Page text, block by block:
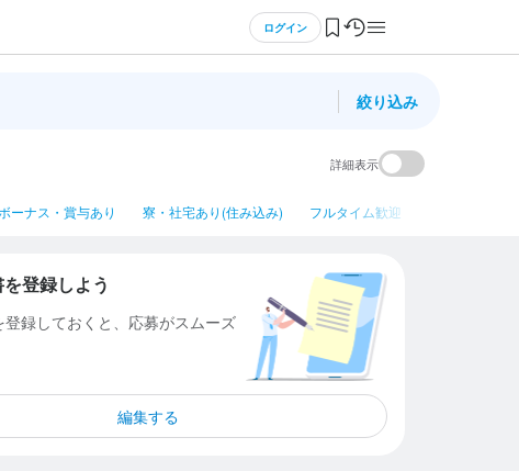
ログイン
絞り込み
詳細表示
ボーナス・賞与あり 寮・社宅あり(住み込み) フルタイム歓迎
登録しよう
登録しておくと、応募がスムーズ
編集する